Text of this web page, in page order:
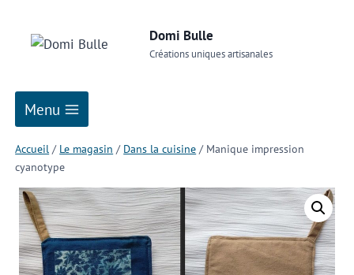
Domi Bulle
Créations uniques artisanales
Menu
Accueil / Le magasin / Dans la cuisine / Manique impression
cyanotype